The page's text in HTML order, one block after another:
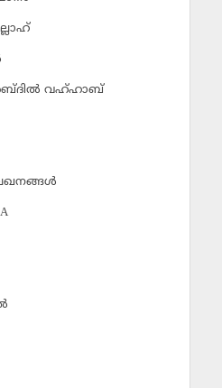
വഹ്ഹാബ്